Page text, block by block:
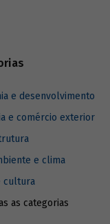
e desenvolvimento
e comércio exterior
e clima
cultura
as categorias